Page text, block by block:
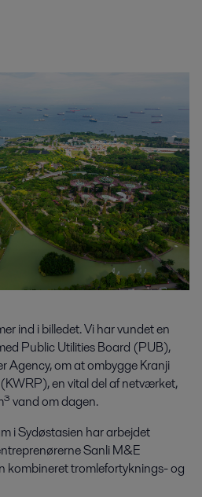
ind i billedet. Vi har vundet en
Public Utilities Board (PUB),
Agency, om at ombygge Kranji
en vital del af netværket,
vand om dagen.
i Sydøstasien har arbejdet
Sanli M&E
kombineret tromlefortyknings- og